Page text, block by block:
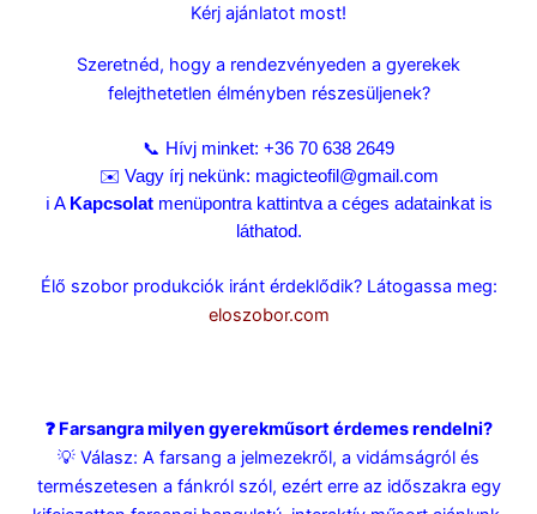
Kérj ajánlatot most!
Szeretnéd, hogy a rendezvényeden a gyerekek
felejthetetlen élményben részesüljenek?
📞 Hívj minket: +36 70 638 2649
✉️ Vagy írj nekünk: magicteofil@gmail.com
ℹ️ A Kapcsolatmenüpontra kattintva a céges adatainkat is
láthatod.
Élő szobor produkciók iránt érdeklődik? Látogassa meg:
eloszobor.com
❓ Farsangra milyen gyerekműsort érdemes rendelni?
💡 Válasz: A farsang a jelmezekről, a vidámságról és
természetesen a fánkról szól, ezért erre az időszakra egy